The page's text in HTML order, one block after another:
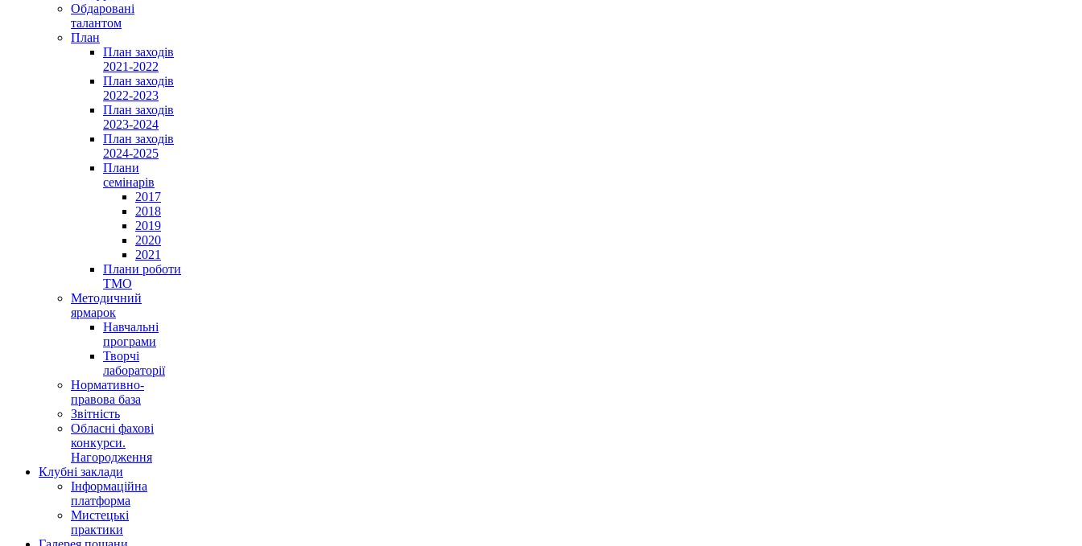
Обдаровані
талантом
План
План заходів
2021-2022
План заходів
2022-2023
План заходів
2023-2024
План заходів
2024-2025
Плани
семінарів
2017
2018
2019
2020
2021
Плани роботи
ТМО
Методичний
ярмарок
Навчальні
програми
Творчі
лабораторії
Нормативно-
правова база
Звітність
Обласні фахові
конкурси.
Нагородження
Клубні заклади
Інформаційна
платформа
Мистецькі
практики